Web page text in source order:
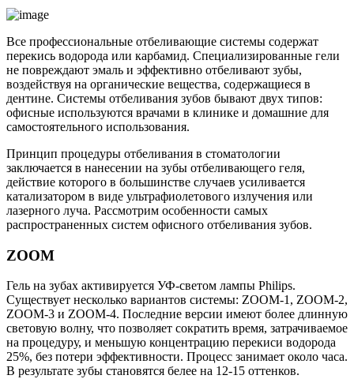
Все профессиональные отбеливающие системы содержат
перекись водорода или карбамид. Специализированные гели
не повреждают эмаль и эффективно отбеливают зубы,
воздействуя на органические вещества, содержащиеся в
дентине. Системы отбеливания зубов бывают двух типов:
офисные используются врачами в клинике и домашние для
самостоятельного использования.
Принцип процедуры отбеливания в стоматологии
заключается в нанесении на зубы отбеливающего геля,
действие которого в большинстве случаев усиливается
катализатором в виде ультрафиолетового излучения или
лазерного луча. Рассмотрим особенности самых
распространенных систем офисного отбеливания зубов.
ZOOM
Гель на зубах активируется УФ-светом лампы Philips.
Существует несколько вариантов системы: ZOOM-1, ZOOM-2,
ZOOM-3 и ZOOM-4. Последние версии имеют более длинную
световую волну, что позволяет сократить время, затрачиваемое
на процедуру, и меньшую концентрацию перекиси водорода
25%, без потери эффективности. Процесс занимает около часа.
В результате зубы становятся белее на 12-15 оттенков.